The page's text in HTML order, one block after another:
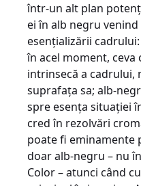
într-un alt plan
ei în alb negru
esenţializării
în acel moment, ceva
intrinsecă a cadrului,
suprafaţa sa; alb-
spre esenţa situaţiei
cred în rezolvări
poate fi eminamente
doar alb-negru – nu
Color – atunci când